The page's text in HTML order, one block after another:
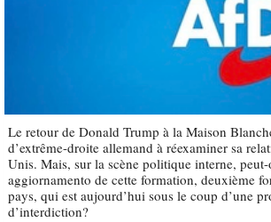
Le retour de Donald Trump à la Maison
d’extrême-droite allemand à réexaminer sa
Unis. Mais, sur la scène politique interne, peut-
aggiornamento de cette formation, deuxième
pays, qui est aujourd’hui sous le coup d’une
d’interdiction?